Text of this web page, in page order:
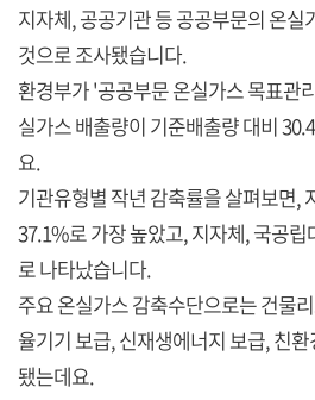
지자체, 공공기관 등 공공부문의 온실
것으로 조사됐습니다.
환경부가 '공공부문 온실가스 목표관
실가스 배출량이 기준배출량 대비
요.
기관유형별 작년 감축률을 살펴보면,
37.1%로 가장 높았고, 지자체, 국공
로 나타났습니다.
주요 온실가스 감축수단으로는 건물
율기기 보급, 신재생에너지 보급, 친
됐는데요.